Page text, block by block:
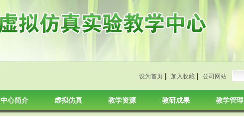
设为首页| 加入收藏| 公司网站
中心简介 虚拟仿真 教学资源 教研成果 教学管理